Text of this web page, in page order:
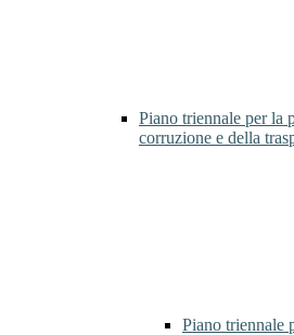
Piano triennale per la
corruzione e della
Piano triennale